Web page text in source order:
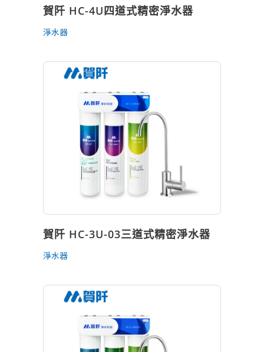
賀阡 HC-4U四道式精密淨水器
淨水器
賀阡 HC-3U-03三道式精密淨水器
淨水器